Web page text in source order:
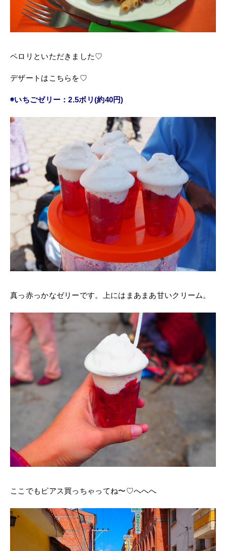
ペロリといただきました♡
デザートはこちらを♡
◉いちごゼリー：2.5ボリ(約40円)
真っ赤っかなゼリーです。上にはまあまあ甘いクリーム。
ここでもピアス買っちゃってね〜♡へへへ